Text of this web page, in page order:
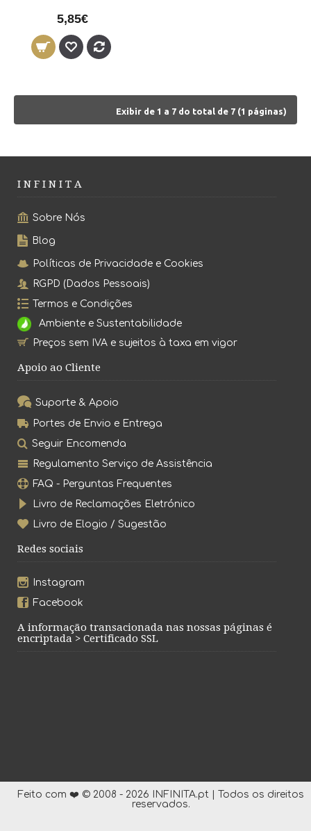
5,85€
Exibir de 1 a 7 do total de 7 (1 páginas)
I N F I N I T A
Sobre Nós
Blog
Políticas de Privacidade e Cookies
RGPD (Dados Pessoais)
Termos e Condições
Ambiente e Sustentabilidade
Preços sem IVA e sujeitos à taxa em vigor
Apoio ao Cliente
Suporte & Apoio
Portes de Envio e Entrega
Seguir Encomenda
Regulamento Serviço de Assistência
FAQ - Perguntas Frequentes
Livro de Reclamações Eletrónico
Livro de Elogio / Sugestão
Redes sociais
Instagram
Facebook
A informação transacionada nas nossas páginas é
encriptada > Certificado SSL
Feito com ❤️ © 2008 - 2026 INFINITA.pt | Todos os direitos
reservados.